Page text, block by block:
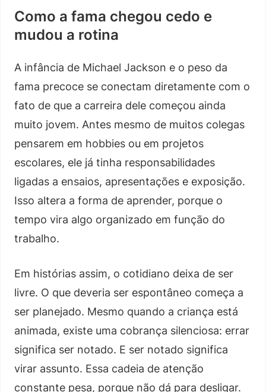
Como a fama chegou cedo e
mudou a rotina
A infância de Michael Jackson e o peso da
fama precoce se conectam diretamente com o
fato de que a carreira dele começou ainda
muito jovem. Antes mesmo de muitos colegas
pensarem em hobbies ou em projetos
escolares, ele já tinha responsabilidades
ligadas a ensaios, apresentações e exposição.
Isso altera a forma de aprender, porque o
tempo vira algo organizado em função do
trabalho.
Em histórias assim, o cotidiano deixa de ser
livre. O que deveria ser espontâneo começa a
ser planejado. Mesmo quando a criança está
animada, existe uma cobrança silenciosa: errar
significa ser notado. E ser notado significa
virar assunto. Essa cadeia de atenção
constante pesa, porque não dá para desligar.